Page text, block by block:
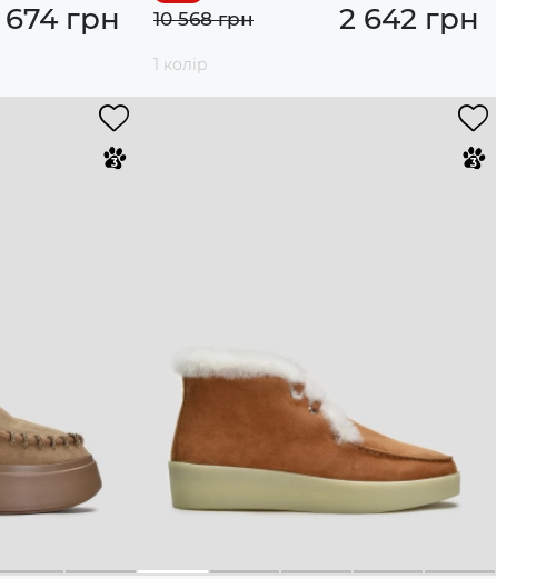
674 грн 2 642 грн
10 568 грн
1 колір